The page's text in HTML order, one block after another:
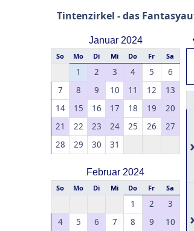
Tintenzirkel - das
Januar 2024
So Mo Di Mi Do Fr Sa
1 2 3 4 5
6
7
8 9 10 11 12
13
14
15 16 17 18 19
20
21
22 23 24 25 26
27
28
29 30 31
Februar 2024
So Mo Di Mi Do Fr Sa
1 2
3
4
5 6 7 8 9
10